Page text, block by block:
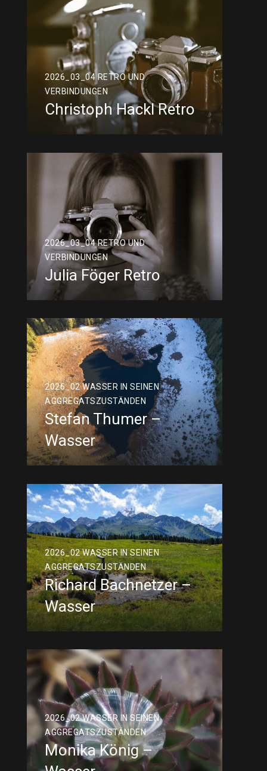
2026_03_04 RETRO UND
VERBINDUNGEN
Christoph Hackl Retro
2026_03_04 RETRO UND
VERBINDUNGEN
Julia Föger Retro
2026_02 WASSER IN SEINEN
AGGREGATSZUSTÄNDEN
Stefan Thumer –
Wasser
2026_02 WASSER IN SEINEN
AGGREGATSZUSTÄNDEN
Richard Bachnetzer –
Wasser
2026_02 WASSER IN SEINEN
AGGREGATSZUSTÄNDEN
Monika König –